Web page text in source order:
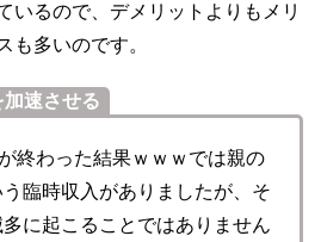
いるので、デメリットよりもメリ
も多いのです。
速させる
終わった結果ｗｗｗでは親の
臨時収入がありましたが、そ
に起こることではありません